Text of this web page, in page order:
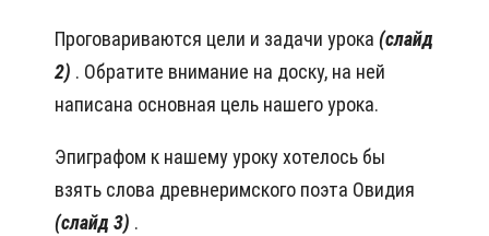
Проговариваются цели и задачи урока (слайд
2) . Обратите внимание на доску, на ней
написана основная цель нашего урока.
Эпиграфом к нашему уроку хотелось бы
взять слова древнеримского поэта Овидия
(слайд 3) .